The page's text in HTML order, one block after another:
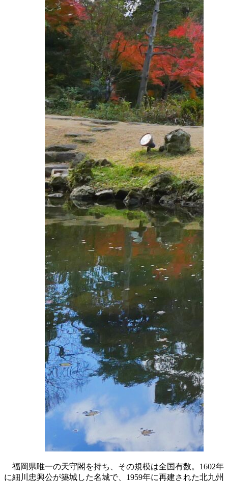
福岡県唯一の天守閣を持ち、その規模は全国有数。1602年
に細川忠興公が築城した名城で、1959年に再建された北九州